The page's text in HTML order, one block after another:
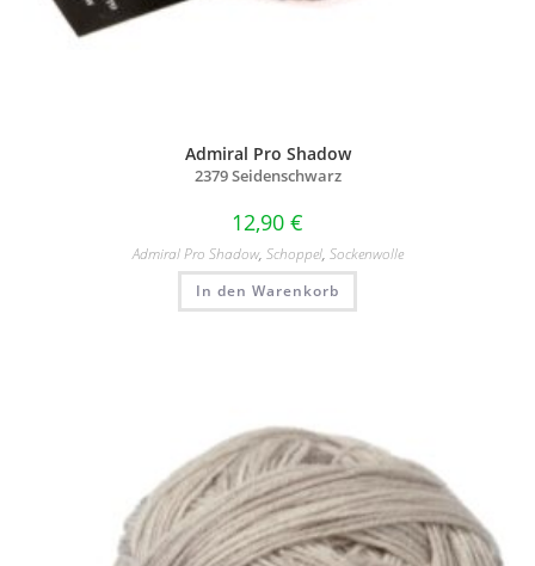
Admiral Pro Shadow
2379 Seidenschwarz
12,90 €
Admiral Pro Shadow, Schoppel, Sockenwolle
In den Warenkorb